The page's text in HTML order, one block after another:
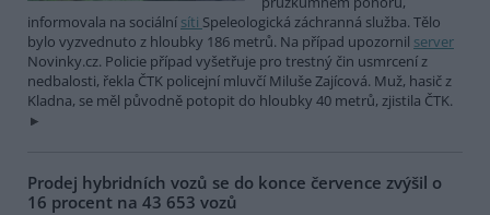
informovala na sociální síti Speleologická záchranná služba. Tělo
bylo vyzvednuto z hloubky 186 metrů. Na případ upozornil server
Novinky.cz. Policie případ vyšetřuje pro trestný čin usmrcení z
nedbalosti, řekla ČTK policejní mluvčí Miluše Zajícová. Muž, hasič z
Kladna, se měl původně potopit do hloubky 40 metrů, zjistila ČTK.
Prodej hybridních vozů se do konce července zvýšil o
16 procent na 43 653 vozů